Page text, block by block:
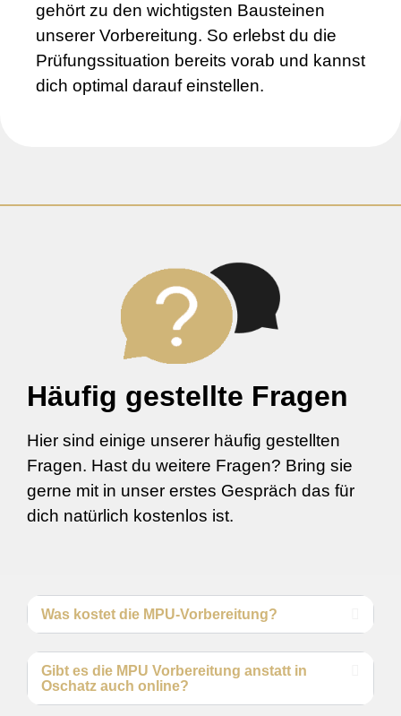
gehört zu den wichtigsten Bausteinen
unserer Vorbereitung. So erlebst du die
Prüfungssituation bereits vorab und kannst
dich optimal darauf einstellen.
Häufig gestellte Fragen
Hier sind einige unserer häufig gestellten
Fragen. Hast du weitere Fragen? Bring sie
gerne mit in unser erstes Gespräch das für
dich natürlich kostenlos ist.
Was kostet die MPU-Vorbereitung?
Gibt es die MPU Vorbereitung anstatt in
Oschatz auch online?